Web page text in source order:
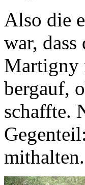
Also die
war,
Martigny
bergauf,
schaffte.
mithalten.